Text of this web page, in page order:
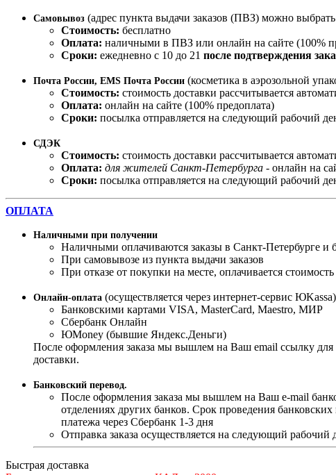
Самовывоз (адрес пункта выдачи заказов (ПВЗ) можно
Стоимость: бесплатно
Оплата: наличными в ПВЗ или онлайн на сайте (100%
Сроки: ежедневно с 10 до 21 после подтверждения
Почта России, EMS Почта России (косметика в аэрозольной
Стоимость: стоимость доставки рассчитывается
Оплата: онлайн на сайте (100% предоплата)
Сроки: посылка отправляется на следующий рабочий
СДЭК
Стоимость: стоимость доставки рассчитывается
Оплата: для жителей Санкт-Петербурга - онлайн на
Сроки: посылка отправляется на следующий рабочий
ОПЛАТА
Наличными при получении
Наличными оплачиваются заказы в Санкт-Петербурге
При самовывозе из пункта выдачи заказов
При отказе от покупки на месте, оплачивается
Онлайн-оплата (осуществляется через интернет-сервис ЮKassa)
Банковскими картами VISA, MasterСard, Maestro, МИР
Сбербанк Онлайн
ЮMoney (бывшие Яндекс.Деньги)
После оформления заказа мы вышлем на Ваш email ссылку для
доставки.
Банковский перевод.
После оформления заказа мы вышлем на Ваш e-mail
отделениях других банков. Срок проведения
платежа через Сбербанк 1-3 дня
Отправка заказа осуществляется на следующий рабочий
Быстрая доставка